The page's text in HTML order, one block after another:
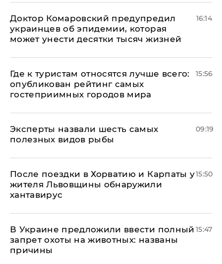
Доктор Комаровский предупредил
украинцев об эпидемии, которая
может унести десятки тысяч жизней
16:14
Где к туристам относятся лучше всего:
опубликован рейтинг самых
гостеприимных городов мира
15:56
Эксперты назвали шесть самых
полезных видов рыбы
09:19
После поездки в Хорватию и Карпаты у
жителя Львовщины обнаружили
хантавирус
15:50
В Украине предложили ввести полный
запрет охоты на животных: названы
причины
15:47